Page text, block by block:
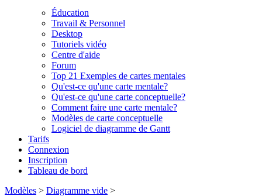
Éducation
Travail & Personnel
Desktop
Tutoriels vidéo
Centre d'aide
Forum
Top 21 Exemples de cartes mentales
Qu'est-ce qu'une carte mentale?
Qu'est-ce qu'une carte conceptuelle?
Comment faire une carte mentale?
Modèles de carte conceptuelle
Logiciel de diagramme de Gantt
Tarifs
Connexion
Inscription
Tableau de bord
Modèles > Diagramme vide >